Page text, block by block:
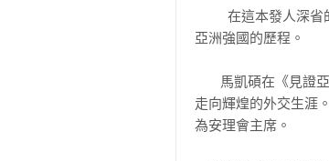
亞洲強國的歷程。
走向輝煌的外交生涯
為安理會主席。